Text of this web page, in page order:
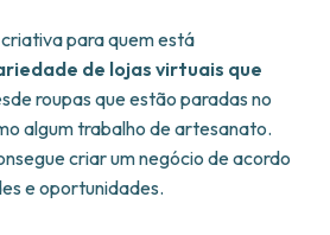
para quem está
de lojas virtuais que
roupas que estão paradas no
algum trabalho de artesanato.
criar um negócio de acordo
e oportunidades.